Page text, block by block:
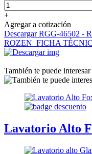
+
Agregar a cotización
Descargar RGG-46502 -
ROZEN_FICHA
También te puede interesar
Lavatorio Alto